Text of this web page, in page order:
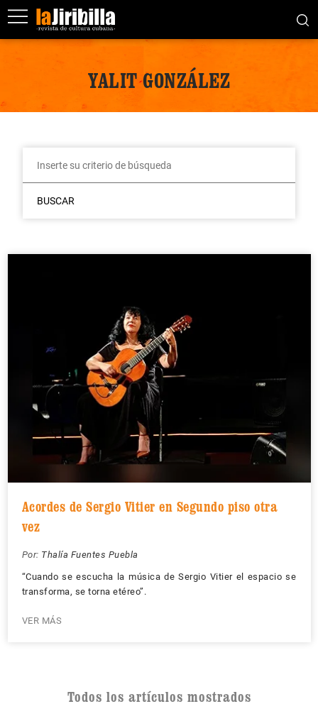
YALIT GONZÁLEZ
BUSCAR
Acordes de Sergio Vitier en Segundo piso otra
vez
Por: Thalía Fuentes Puebla
“Cuando se escucha la música de Sergio Vitier el espacio se
transforma, se torna etéreo”.
VER MÁS
Todos los artículos mostrados